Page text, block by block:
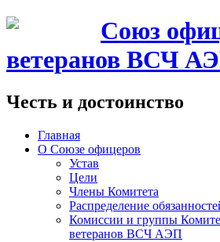
Союз
ветеранов ВСЧ
Честь и достоинство
Главная
О Союзе офицеров
Устав
Цели
Члены Комитета
Распределение
Комиссии и группы
ветеранов ВСЧ АЭП